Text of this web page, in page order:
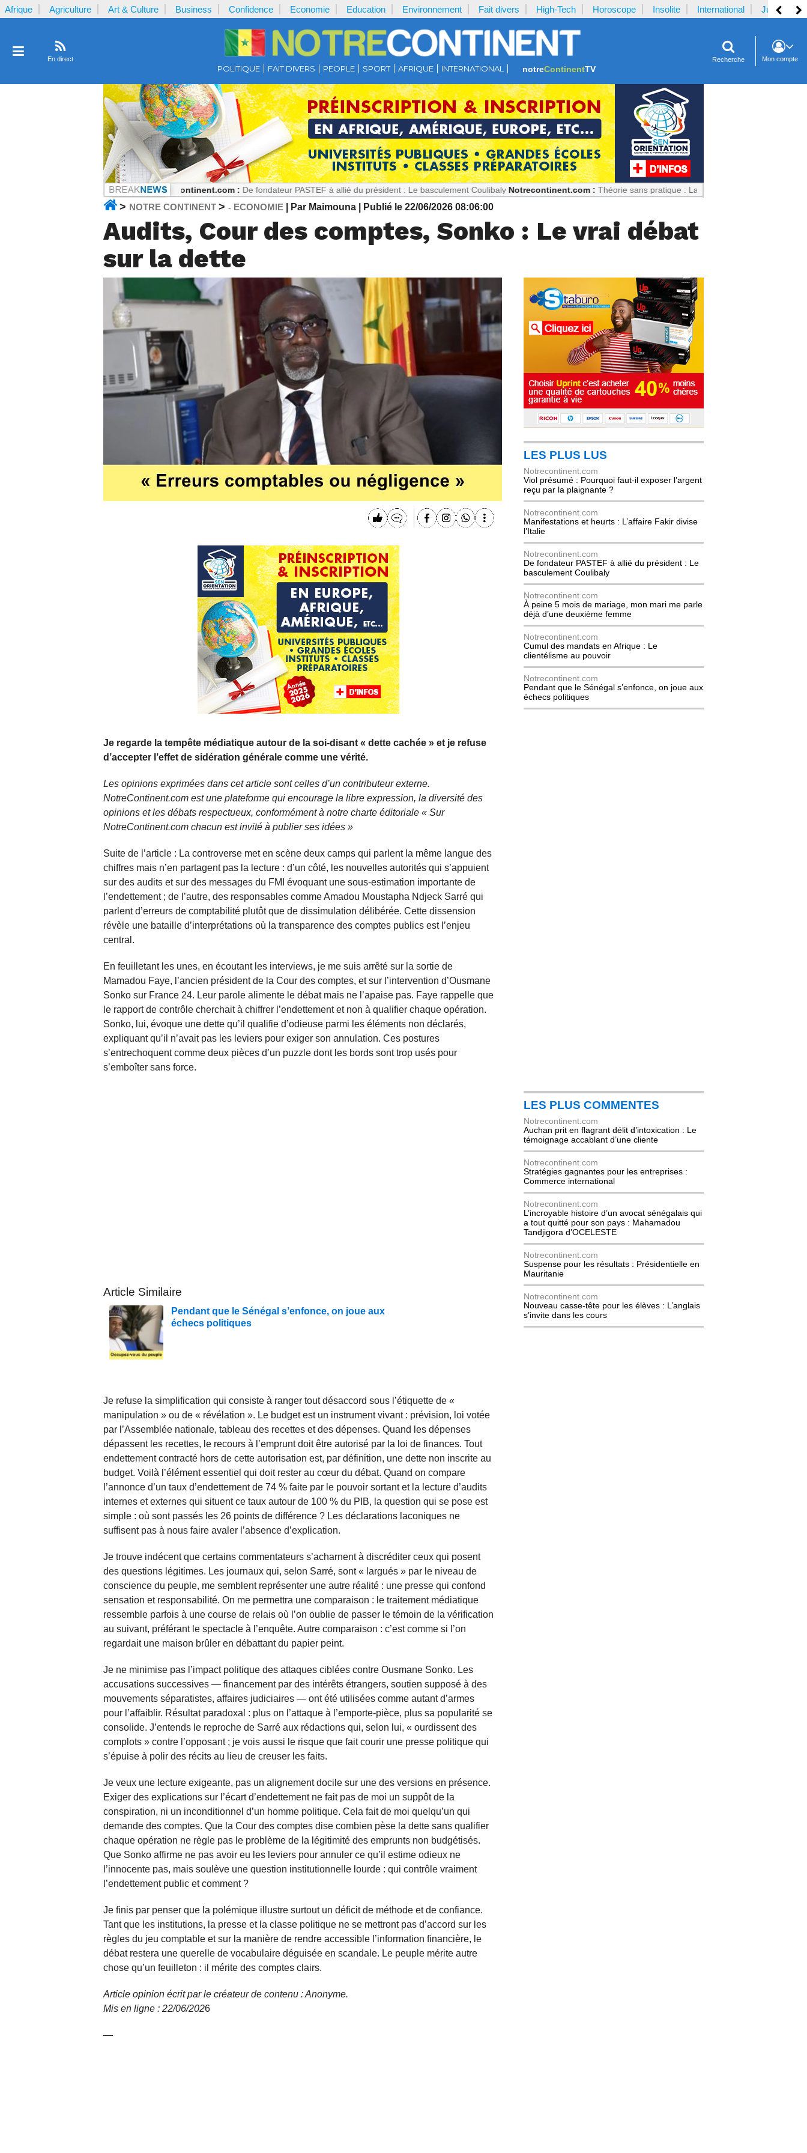
Afrique Agriculture Art & Culture Business Confidence Economie Education Environnement Fait divers High-Tech Horoscope Insolite International Justice
En direct
POLITIQUE FAIT DIVERS PEOPLE SPORT AFRIQUE INTERNATIONAL notreContinentTV
Recherche Mon compte
Notrecontinent.com : De fondateur PASTEF à allié du président : Le basculement Coulibaly Notrecontinent.com : Théorie sans pratique : La recette du désastre des séries
> NOTRE CONTINENT > - ECONOMIE | Par Maimouna | Publié le 22/06/2026 08:06:00
Audits, Cour des comptes, Sonko : Le vrai débat
sur la dette
Je regarde la tempête médiatique autour de la soi‑disant « dette cachée » et je refuse
d’accepter l’effet de sidération générale comme une vérité.
Les opinions exprimées dans cet article sont celles d’un contributeur externe.
NotreContinent.com est une plateforme qui encourage la libre expression, la diversité des
opinions et les débats respectueux, conformément à notre charte éditoriale « Sur
NotreContinent.com chacun est invité à publier ses idées »
Suite de l’article : La controverse met en scène deux camps qui parlent la même langue des
chiffres mais n’en partagent pas la lecture : d’un côté, les nouvelles autorités qui s’appuient
sur des audits et sur des messages du FMI évoquant une sous‑estimation importante de
l’endettement ; de l’autre, des responsables comme Amadou Moustapha Ndjeck Sarré qui
parlent d’erreurs de comptabilité plutôt que de dissimulation délibérée. Cette dissension
révèle une bataille d’interprétations où la transparence des comptes publics est l’enjeu
central.
En feuilletant les unes, en écoutant les interviews, je me suis arrêté sur la sortie de
Mamadou Faye, l’ancien président de la Cour des comptes, et sur l’intervention d’Ousmane
Sonko sur France 24. Leur parole alimente le débat mais ne l’apaise pas. Faye rappelle que
le rapport de contrôle cherchait à chiffrer l’endettement et non à qualifier chaque opération.
Sonko, lui, évoque une dette qu’il qualifie d’odieuse parmi les éléments non déclarés,
expliquant qu’il n’avait pas les leviers pour exiger son annulation. Ces postures
s’entrechoquent comme deux pièces d’un puzzle dont les bords sont trop usés pour
s’emboîter sans force.
Article Similaire
Pendant que le Sénégal s’enfonce, on joue aux
échecs politiques
Je refuse la simplification qui consiste à ranger tout désaccord sous l’étiquette de «
manipulation » ou de « révélation ». Le budget est un instrument vivant : prévision, loi votée
par l’Assemblée nationale, tableau des recettes et des dépenses. Quand les dépenses
dépassent les recettes, le recours à l’emprunt doit être autorisé par la loi de finances. Tout
endettement contracté hors de cette autorisation est, par définition, une dette non inscrite au
budget. Voilà l’élément essentiel qui doit rester au cœur du débat. Quand on compare
l’annonce d’un taux d’endettement de 74 % faite par le pouvoir sortant et la lecture d’audits
internes et externes qui situent ce taux autour de 100 % du PIB, la question qui se pose est
simple : où sont passés les 26 points de différence ? Les déclarations laconiques ne
suffisent pas à nous faire avaler l’absence d’explication.
Je trouve indécent que certains commentateurs s’acharnent à discréditer ceux qui posent
des questions légitimes. Les journaux qui, selon Sarré, sont « largués » par le niveau de
conscience du peuple, me semblent représenter une autre réalité : une presse qui confond
sensation et responsabilité. On me permettra une comparaison : le traitement médiatique
ressemble parfois à une course de relais où l’on oublie de passer le témoin de la vérification
au suivant, préférant le spectacle à l’enquête. Autre comparaison : c’est comme si l’on
regardait une maison brûler en débattant du papier peint.
Je ne minimise pas l’impact politique des attaques ciblées contre Ousmane Sonko. Les
accusations successives — financement par des intérêts étrangers, soutien supposé à des
mouvements séparatistes, affaires judiciaires — ont été utilisées comme autant d’armes
pour l’affaiblir. Résultat paradoxal : plus on l’attaque à l’emporte‑pièce, plus sa popularité se
consolide. J’entends le reproche de Sarré aux rédactions qui, selon lui, « ourdissent des
complots » contre l’opposant ; je vois aussi le risque que fait courir une presse politique qui
s’épuise à polir des récits au lieu de creuser les faits.
Je veux une lecture exigeante, pas un alignement docile sur une des versions en présence.
Exiger des explications sur l’écart d’endettement ne fait pas de moi un suppôt de la
conspiration, ni un inconditionnel d’un homme politique. Cela fait de moi quelqu’un qui
demande des comptes. Que la Cour des comptes dise combien pèse la dette sans qualifier
chaque opération ne règle pas le problème de la légitimité des emprunts non budgétisés.
Que Sonko affirme ne pas avoir eu les leviers pour annuler ce qu’il estime odieux ne
l’innocente pas, mais soulève une question institutionnelle lourde : qui contrôle vraiment
l’endettement public et comment ?
Je finis par penser que la polémique illustre surtout un déficit de méthode et de confiance.
Tant que les institutions, la presse et la classe politique ne se mettront pas d’accord sur les
règles du jeu comptable et sur la manière de rendre accessible l’information financière, le
débat restera une querelle de vocabulaire déguisée en scandale. Le peuple mérite autre
chose qu’un feuilleton : il mérite des comptes clairs.
Article opinion écrit par le créateur de contenu : Anonyme.
Mis en ligne : 22/06/2026
—
LES PLUS LUS
Notrecontinent.com
Viol présumé : Pourquoi faut-il exposer l’argent
reçu par la plaignante ?
Notrecontinent.com
Manifestations et heurts : L’affaire Fakir divise
l’Italie
Notrecontinent.com
De fondateur PASTEF à allié du président : Le
basculement Coulibaly
Notrecontinent.com
À peine 5 mois de mariage, mon mari me parle
déjà d’une deuxième femme
Notrecontinent.com
Cumul des mandats en Afrique : Le
clientélisme au pouvoir
Notrecontinent.com
Pendant que le Sénégal s’enfonce, on joue aux
échecs politiques
LES PLUS COMMENTES
Notrecontinent.com
Auchan prit en flagrant délit d’intoxication : Le
témoignage accablant d’une cliente
Notrecontinent.com
Stratégies gagnantes pour les entreprises :
Commerce international
Notrecontinent.com
L’incroyable histoire d’un avocat sénégalais qui
a tout quitté pour son pays : Mahamadou
Tandjigora d’OCELESTE
Notrecontinent.com
Suspense pour les résultats : Présidentielle en
Mauritanie
Notrecontinent.com
Nouveau casse-tête pour les élèves : L’anglais
s’invite dans les cours